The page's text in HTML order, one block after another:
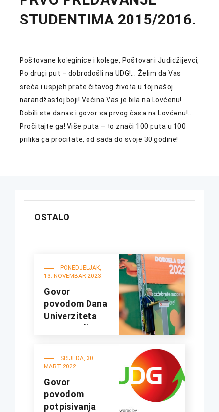
STUDENTIMA 2015/2016.
Poštovane koleginice i kolege, Poštovani Judidžijevci,
Po drugi put – dobrodošli na UDG!... Želim da Vas
sreća i uspjeh prate čitavog života u toj našoj
narandžastoj boji! Većina Vas je bila na Lovćenu!
Dobili ste danas i govor sa prvog časa na Lovćenu!...
Pročitajte ga! Više puta – to znači 100 puta u 100
prilika ga pročitate, od sada do svoje 30 godine!
OSTALO
PONEDJELJAK,
13. NOVEMBAR 2023.
Govor
povodom Dana
Univerziteta
2023. godine
SRIJEDA, 30.
MART 2022.
Govor
povodom
potpisivanja